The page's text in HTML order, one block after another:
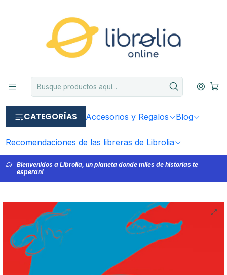
CATEGORÍAS Accesorios y Regalos Blog
Recomendaciones de las libreras de Librolia
Bienvenidos a Librolia, un planeta donde miles de historias te
esperan!